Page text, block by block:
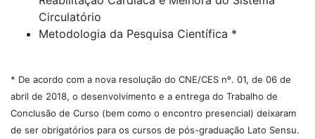
Circulatório
Metodologia da Pesquisa Científica *
* De acordo com a nova resolução do CNE/CES nº. 01, de 06 de
abril de 2018, o desenvolvimento e a entrega do Trabalho de
Conclusão de Curso (bem como o encontro presencial) deixaram
de ser obrigatórios para os cursos de pós-graduação Lato Sensu.